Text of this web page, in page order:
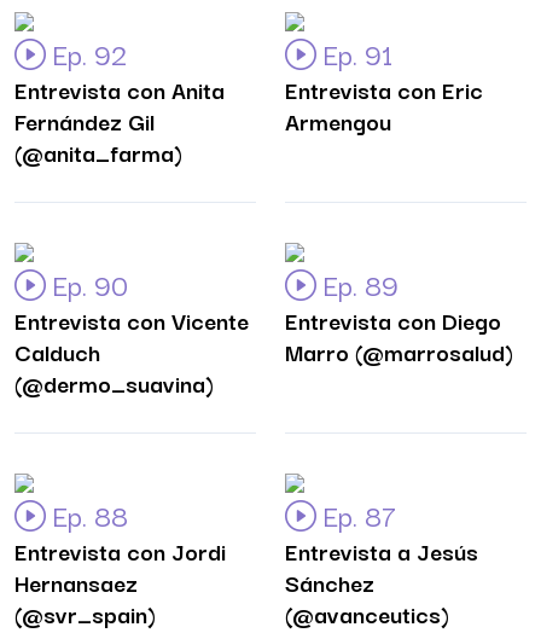
Ep. 92
Entrevista con Anita
Fernández Gil
(@anita_farma)
Ep. 91
Entrevista con Eric
Armengou
Ep. 90
Entrevista con Vicente
Calduch
(@dermo_suavina)
Ep. 89
Entrevista con Diego
Marro (@marrosalud)
Ep. 88
Entrevista con Jordi
Hernansaez
(@svr_spain)
Ep. 87
Entrevista a Jesús
Sánchez
(@avanceutics)